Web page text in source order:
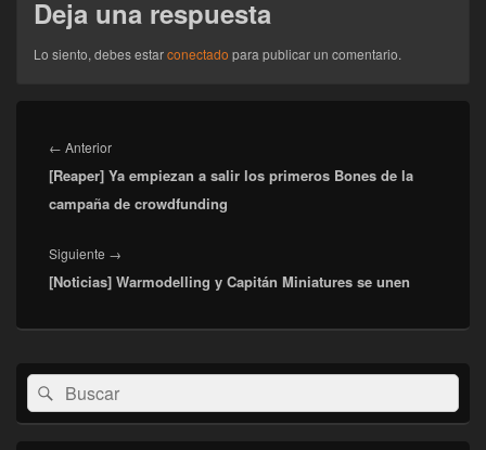
Deja una respuesta
Lo siento, debes estarconectado para publicar un comentario.
de
entradas
← AnteriorEntrada
anterior:
[Reaper] Ya empiezan a salir los primeros Bones de la
campaña de crowdfunding
Siguiente →
siguiente:
[Noticias] Warmodelling y Capitán Miniatures se unen
El
área
de
widget
Buscar
por:
Buscar